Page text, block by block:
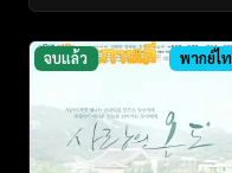
จบแล้ว พากย์ไ